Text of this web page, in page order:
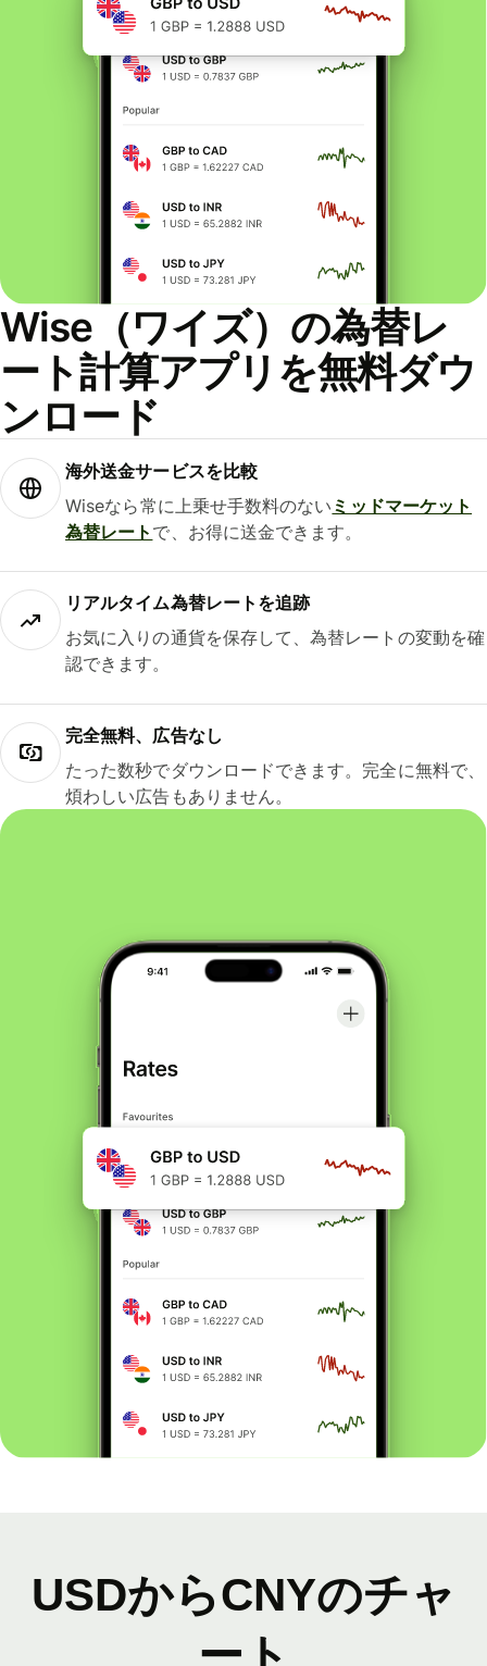
Wise（ワイズ）の為替レ
ート計算アプリを無料ダウ
ンロード
海外送金サービスを比較
Wiseなら常に上乗せ手数料のない ミッドマーケット
為替レート で、お得に送金できます。
リアルタイム為替レートを追跡
お気に入りの通貨を保存して、為替レートの変動を確
認できます。
完全無料、広告なし
たった数秒でダウンロードできます。完全に無料で、
煩わしい広告もありません。
USDからCNYのチャ